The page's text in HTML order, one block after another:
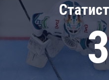
Дивизион Чернышева
Авангард
Адмирал
КХЛ